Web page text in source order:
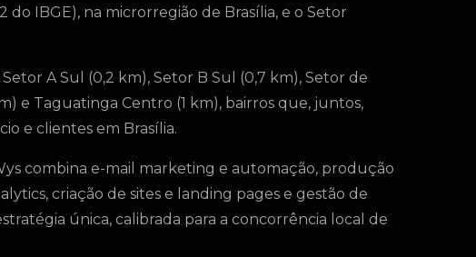
do IBGE), na microrregião de Brasília, e o Setor
A Sul (0,2 km), Setor B Sul (0,7 km), Setor de
e Taguatinga Centro (1 km), bairros que, juntos,
e clientes em Brasília.
combina e-mail marketing e automação, produção
criação de sites e landing pages e gestão de
única, calibrada para a concorrência local de